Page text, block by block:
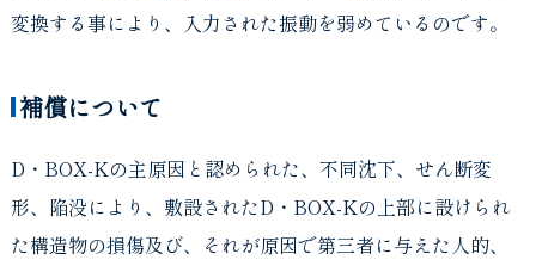
変換する事により、入力された振動を弱めているのです。
補償について
D・BOX-Kの主原因と認められた、不同沈下、せん断変
形、陥没により、敷設されたD・BOX-Kの上部に設けられ
た構造物の損傷及び、それが原因で第三者に与えた人的、